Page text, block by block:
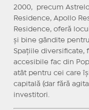
2000, precum
Residence, Apollo
Residence, oferă
și bine gândite
Spațiile diversificate,
accesibile fac din
atât pentru cei care
capitală (dar fără
investitori.